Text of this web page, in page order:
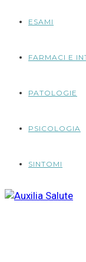
ESAMI
FARMACI E
PATOLOGIE
PSICOLOGIA
SINTOMI